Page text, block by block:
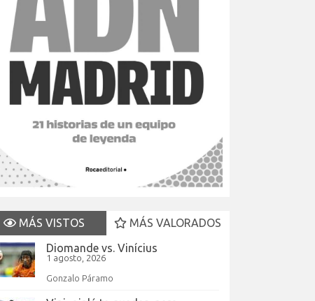
MÁS VISTOS
MÁS VALORADOS
Diomande vs. Vinícius
1 agosto, 2026
Gonzalo Páramo